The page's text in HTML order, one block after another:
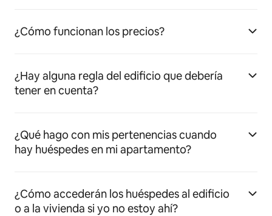
¿Cómo funcionan los precios?
¿Hay alguna regla del edificio que debería
tener en cuenta?
¿Qué hago con mis pertenencias cuando
hay huéspedes en mi apartamento?
¿Cómo accederán los huéspedes al edificio
o a la vivienda si yo no estoy ahí?